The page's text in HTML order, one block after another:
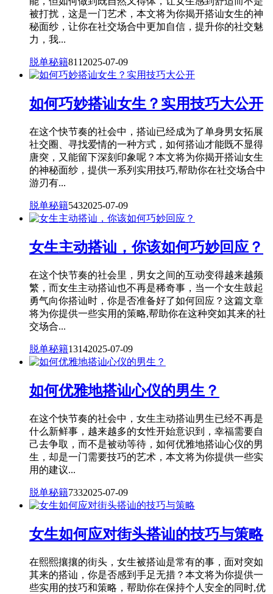
被打扰，这是一门艺术，本文将为你揭开搭讪女生的神
秘面纱，让你在社交场合中更加自信，提升你的社交魅
力，我...
脱单秘籍811 2025-07-09
如何巧妙搭讪女生？实用技巧大公开
在这个快节奏的社会中，搭讪已经成为了单身男女拓展
社交圈、寻找爱情的一种方式，如何搭讪才能既不显得
唐突，又能留下深刻印象呢？本文将为你揭开搭讪女生
的神秘面纱，提供一系列实用技巧,帮助你在社交场合中
游刃有...
脱单秘籍5432025-07-09
女生主动搭讪，你该如何巧妙回应？
在这个快节奏的社会里，男女之间的互动变得越来越频
繁，而女生主动搭讪也不再是稀奇事，当一个女生鼓起
勇气向你搭讪时，你是否准备好了如何回应？这篇文章
将为你提供一些实用的策略,帮助你在这种突如其来的社
交场合...
脱单秘籍13142025-07-09
如何优雅地搭讪心仪的男生？
在这个快节奏的社会中，女生主动搭讪男生已经不再是
什么新鲜事，越来越多的女性开始意识到，幸福需要自
己去争取，而不是被动等待，如何优雅地搭讪心仪的男
生，却是一门需要技巧的艺术，本文将为你提供一些实
用的建议...
脱单秘籍7332025-07-09
女生如何应对街头搭讪的技巧与策略
在熙熙攘攘的街头，女生被搭讪是常有的事，面对突如
其来的搭讪，你是否感到手足无措？本文将为你提供一
些实用的技巧和策略，帮助你在保持个人安全的同时,优